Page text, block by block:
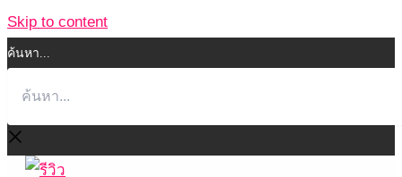
Skip to content
ค้นหา...